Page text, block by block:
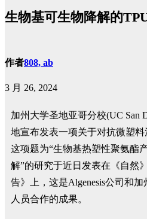
生物基可生物降解的
作者808, ab
3 月 26, 2024
加州大学圣地亚哥分校(UC San
地宣布发表一项关于对抗微塑料
这项题为“生物基热塑性聚氨酯
解”的研究于近日发表在《自然
告》上，这是Algenesis公司和
人员合作的成果。